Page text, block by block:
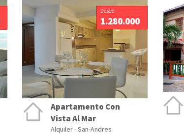
Desde
1.280.000
Apartamento Con
Vista Al Mar
Alquiler - San-Andres